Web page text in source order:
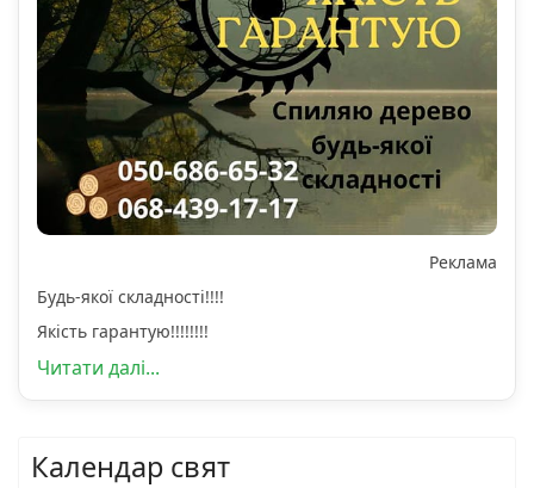
Реклама
Будь-якої складності!!!!
Якість гарантую!!!!!!!!
Читати далі...
Календар свят